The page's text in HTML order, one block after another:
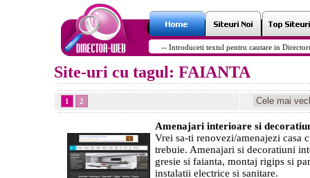
Site-uri cu tagul: FAIANTA
1 2
Amenajari interioare si
Vrei sa-ti renovezi/amenajezi casa
trebuie. Amenajari si decoratiuni
gresie si faianta, montaj rigips si
instalatii electrice si sanitare.